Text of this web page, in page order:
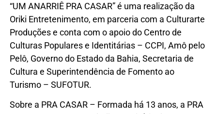
“UM ANARRIÊ PRA CASAR” é uma realização da
Oriki Entretenimento, em parceria com a Culturarte
Produções e conta com o apoio do Centro de
Culturas Populares e Identitárias – CCPI, Amô pelo
Pelô, Governo do Estado da Bahia, Secretaria de
Cultura e Superintendência de Fomento ao
Turismo – SUFOTUR.
Sobre a PRA CASAR – Formada há 13 anos, a PRA